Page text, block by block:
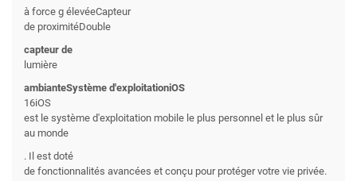
à force g élevéeCapteur
de proximitéDouble
capteur de
lumière
ambianteSystème d'exploitationiOS
16iOS
est le système d'exploitation mobile le plus personnel et le plus sûr
au monde
. Il est doté
de fonctionnalités avancées et conçu pour protéger votre vie privée.